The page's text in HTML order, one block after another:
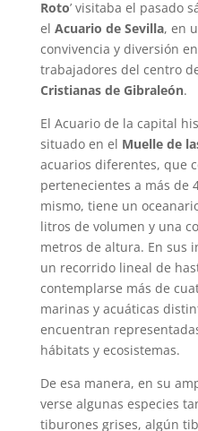
Roto’ visitaba el pasado
el Acuario de Sevilla, en
convivencia y diversión
trabajadores del centro
Cristianas de Gibraleón.
El Acuario de la capital
situado en el Muelle de
acuarios diferentes, que
pertenecientes a más de
mismo, tiene un
litros de volumen y una
metros de altura. En sus
un recorrido lineal de
contemplarse más de
marinas y acuáticas
encuentran
hábitats y ecosistemas.
De esa manera, en su
verse algunas especies
tiburones grises, algún